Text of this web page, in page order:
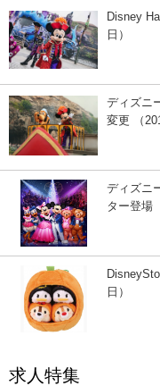
Disney
日）
ディズニ
変更 （
ディズニ
ター登場
日）
求人特集